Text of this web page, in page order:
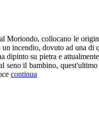
Moriondo, collocano le
un incendio, dovuto ad una
dipinto su pietra e
seno il bambino,
continua